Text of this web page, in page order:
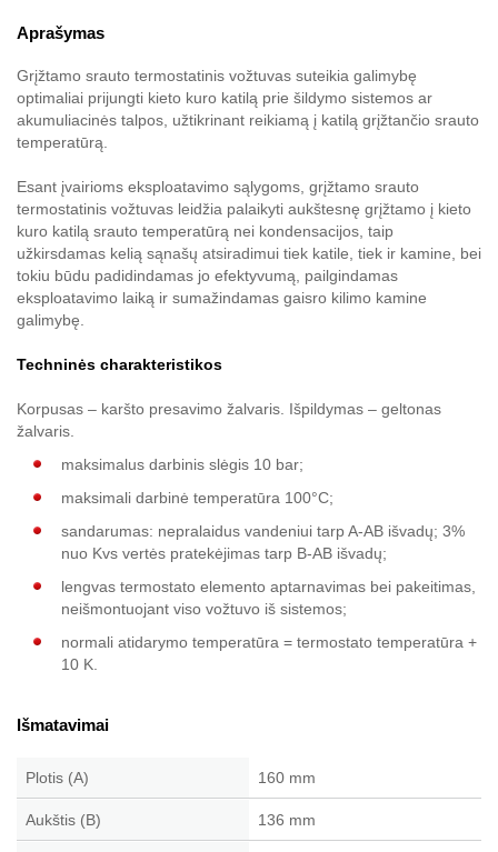
Aprašymas
Grįžtamo srauto termostatinis vožtuvas suteikia galimybę
optimaliai prijungti kieto kuro katilą prie šildymo sistemos ar
akumuliacinės talpos, užtikrinant reikiamą į katilą grįžtančio srauto
temperatūrą.
Esant įvairioms eksploatavimo sąlygoms, grįžtamo srauto
termostatinis vožtuvas leidžia palaikyti aukštesnę grįžtamo į kieto
kuro katilą srauto temperatūrą nei kondensacijos, taip
užkirsdamas kelią sąnašų atsiradimui tiek katile, tiek ir kamine, bei
tokiu būdu padidindamas jo efektyvumą, pailgindamas
eksploatavimo laiką ir sumažindamas gaisro kilimo kamine
galimybę.
Techninės charakteristikos
Korpusas – karšto presavimo žalvaris. Išpildymas – geltonas
žalvaris.
maksimalus darbinis slėgis 10 bar;
maksimali darbinė temperatūra 100°C;
sandarumas: nepralaidus vandeniui tarp A-AB išvadų; 3%
nuo Kvs vertės pratekėjimas tarp B-AB išvadų;
lengvas termostato elemento aptarnavimas bei pakeitimas,
neišmontuojant viso vožtuvo iš sistemos;
normali atidarymo temperatūra = termostato temperatūra +
10 K.
Išmatavimai
Plotis (A) 160 mm
Aukštis (B) 136 mm